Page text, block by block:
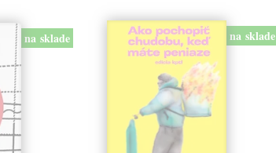
na sklade na sklade